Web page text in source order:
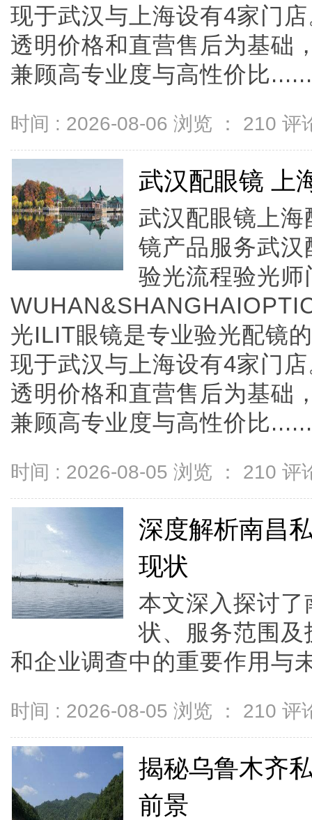
现于武汉与上海设有4家门
透明价格和直营售后为基础
兼顾高专业度与高性价比......
时间 : 2026-08-06 浏览 ： 210 评
武汉配眼镜 上
武汉配眼镜上
镜产品服务武
验光流程验光
光ILIT眼镜是专业验光配镜
现于武汉与上海设有4家门
透明价格和直营售后为基础
兼顾高专业度与高性价比......
时间 : 2026-08-05 浏览 ： 210 评
深度解析南昌
现状
本文深入探讨
状、服务范围
和企业调查中的重要作用与
时间 : 2026-08-05 浏览 ： 210 评
揭秘乌鲁木齐
前景